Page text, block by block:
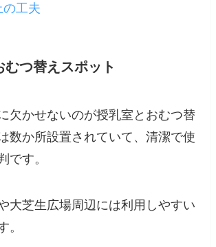
工夫
つ替えスポット
欠かせないのが授乳室とおむつ替
数か所設置されていて、清潔で使
です。
大芝生広場周辺には利用しやすい
。